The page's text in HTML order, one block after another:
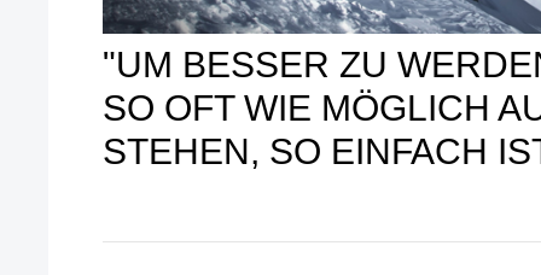
"UM BESSER ZU
SO OFT WIE MÖGLICH
STEHEN, SO EINFACH